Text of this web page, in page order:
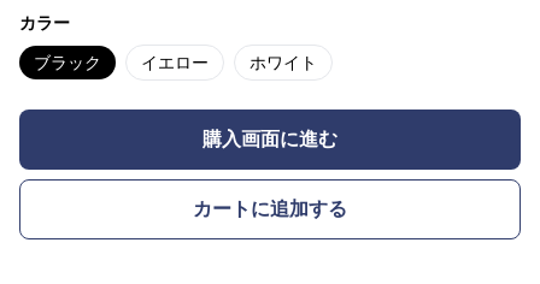
カラー
ブラック イエロー ホワイト
購入画面に進む
カートに追加する